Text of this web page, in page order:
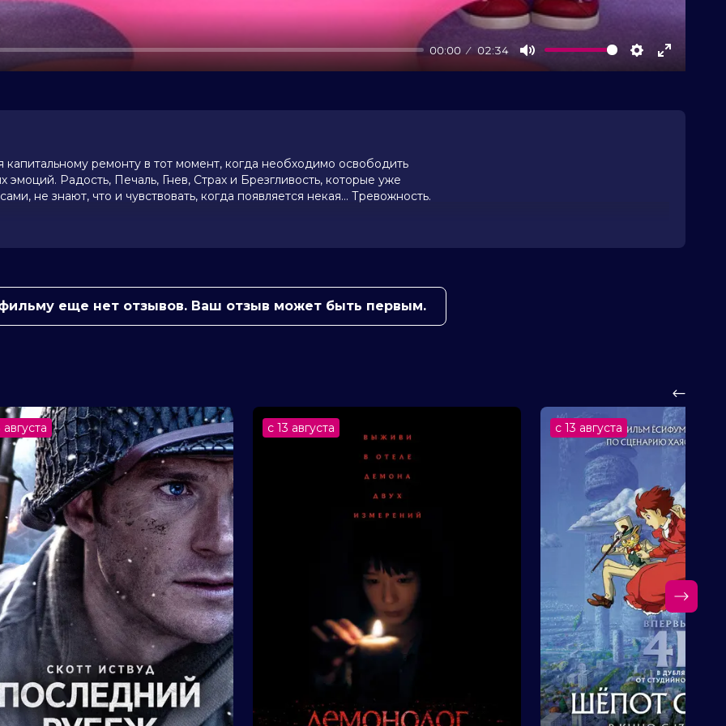
00:00 02:34
Mute Settings
Enter
капитальному ремонту в тот момент, когда необходимо освободить
Радость, Печаль, Гнев, Страх и Брезгливость, которые уже
не знают, что и чувствовать, когда появляется некая… Тревожность.
у нас появился новый арендатор – киноклуб, программы
организаторами акции/мероприятия, арендующими залы
000 голосов)
Тони Хейл, Лиза Лапира, Майя Хоук,
Уолтер Хаузер, Кенсингтон
еще нет отзывов. Ваш отзыв может быть первым.
августа с 13 августа с 13 августа